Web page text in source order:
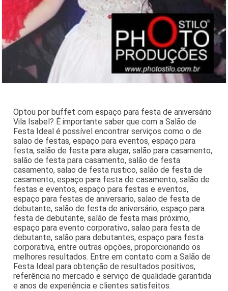
Optou por buffet com espaço para festa de aniversário
Vila Isabel? É importante saber que com a Salão de
Festa Ideal é possível encontrar serviços como o de
salao de festas, espaço para eventos, espaço para
festa, salão de festa para alugar, salão para casamento,
salão de festa para casamento, salão de festa
casamento, salao de festa rustico, salão de festa de
casamento, espaço para festa de casamento, salão de
festas e eventos, espaço para festas e eventos,
espaço para festas de aniversario, salao de festa de
debutante, salão de festa de aniversário, espaço para
festa de debutante, salão de festa mais próximo,
espaço para evento corporativo, salao para festa de
debutante, salão para debutantes, espaço para festa
corporativa, entre outras opções, proporcionando os
melhores resultados. Entre em contato com a Salão de
Festa Ideal para obtenção de resultados positivos,
referência no mercado e serviço de qualidade garantida
e anos de experiência e clientes satisfeitos.